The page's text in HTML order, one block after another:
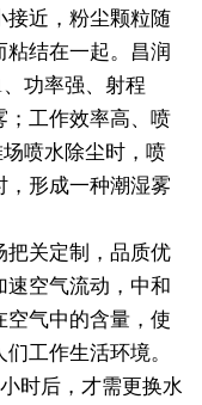
接近，粉尘颗粒随
粘结在一起。昌润
功率强、射程
；工作效率高、喷
喷水除尘时，喷
，形成一种潮湿雾
把关定制，品质优
速空气流动，中和
空气中的含量，使
工作生活环境。
时后，才需更换水